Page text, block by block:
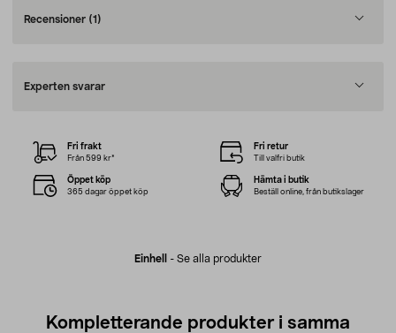
Recensioner (1)
Experten svarar
Einhell - Se alla produkter
Fri frakt
Från 599 kr*
Fri retur
Till valfri butik
Öppet köp
365 dagar öppet köp
Hämta i butik
Beställ online, från butikslager
Kompletterande produkter i samma